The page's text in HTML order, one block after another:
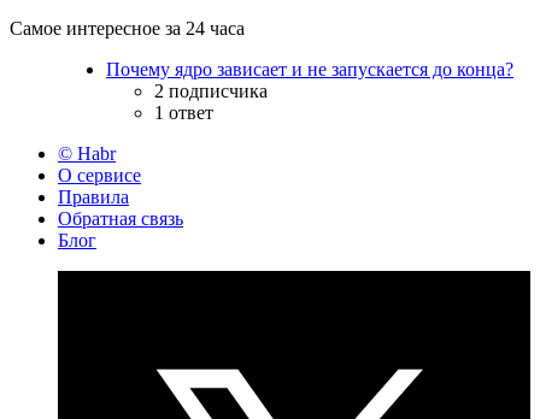
Самое интересное за 24 часа
Почему ядро зависает и не запускается до конца?
2 подписчика
1 ответ
© Habr
О сервисе
Правила
Обратная связь
Блог